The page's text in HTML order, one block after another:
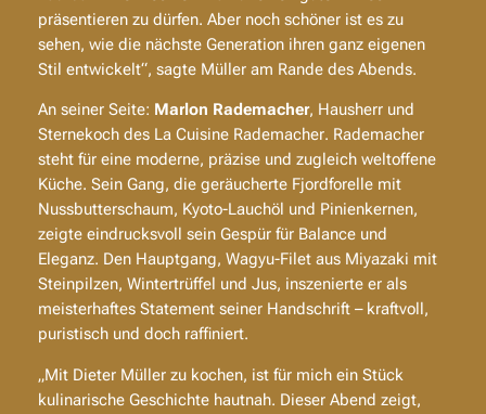
präsentieren zu dürfen. Aber noch schöner ist es zu
sehen, wie die nächste Generation ihren ganz eigenen
Stil entwickelt“, sagte Müller am Rande des Abends.
An seiner Seite: Marlon Rademacher, Hausherr und
Sternekoch des La Cuisine Rademacher. Rademacher
steht für eine moderne, präzise und zugleich weltoffene
Küche. Sein Gang, die geräucherte Fjordforelle mit
Nussbutterschaum, Kyoto-Lauchöl und Pinienkernen,
zeigte eindrucksvoll sein Gespür für Balance und
Eleganz. Den Hauptgang, Wagyu-Filet aus Miyazaki mit
Steinpilzen, Wintertrüffel und Jus, inszenierte er als
meisterhaftes Statement seiner Handschrift – kraftvoll,
puristisch und doch raffiniert.
„Mit Dieter Müller zu kochen, ist für mich ein Stück
kulinarische Geschichte hautnah. Dieser Abend zeigt,